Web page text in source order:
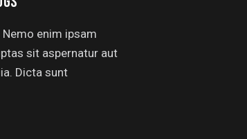
enim ipsam
sit aspernatur aut
Dicta sunt